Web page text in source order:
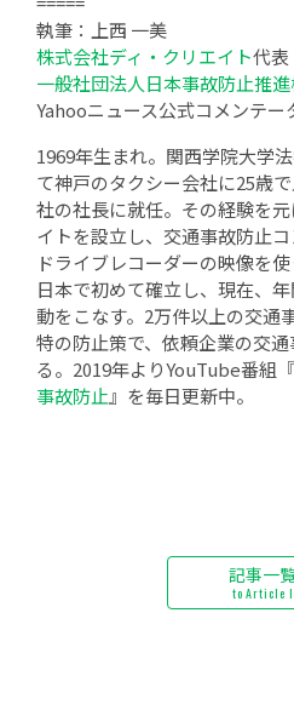
執筆：上西 一美
株式会社ディ・クリエイト代表
一般社団法人日本事故防止推進
Yahooニュース公式コメンテー
1969年生まれ。関西学院大学
て神戸のタクシー会社に25歳
社の社長に就任。その経験を
イトを設立し、交通事故防止コ
ドライブレコーダーの映像を
日本で初めて確立し、現在、
動をこなす。2万件以上の交通
特の防止策で、依頼企業の交
る。2019年よりYouTube番組『
事故防止』を毎日更新中。
記事一
to Article